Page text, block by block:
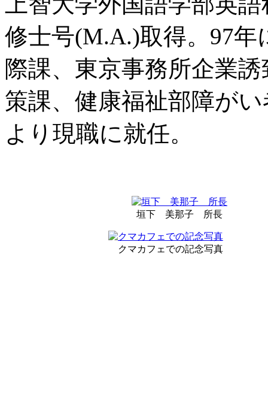
修士号(M.A.)取得。97
際課、東京事務所企業
策課、健康福祉部障が
より現職に就任。
垣下 美那子 所長
クマカフェでの記念写真